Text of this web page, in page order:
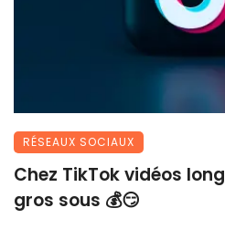
RÉSEAUX SOCIAUX
Chez TikTok vidéos
gros sous 💰😏